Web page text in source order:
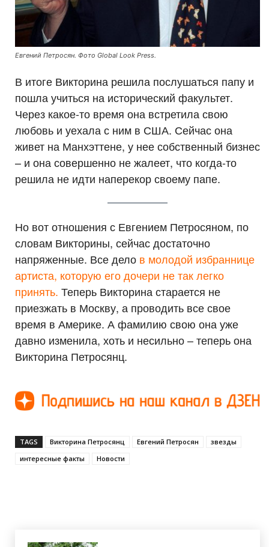
Евгений Петросян. Фото Global Look Press.
В итоге Викторина решила послушаться папу и
пошла учиться на исторический факультет.
Через какое-то время она встретила свою
любовь и уехала с ним в США. Сейчас она
живет на Манхэттене, у нее собственный бизнес
– и она совершенно не жалеет, что когда-то
решила не идти наперекор своему папе.
Но вот отношения с Евгением Петросяном, по
словам Викторины, сейчас достаточно
напряженные. Все дело в молодой избраннице
артиста, которую его дочери не так легко
принять. Теперь Викторина старается не
приезжать в Москву, а проводить все свое
время в Америке. А фамилию свою она уже
давно изменила, хоть и несильно – теперь она
Викторина Петросянц.
TAGS Викторина Петросянц Евгений Петросян
звезды
интересные факты
Новости